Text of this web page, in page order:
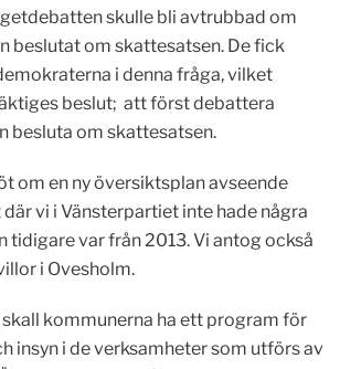
skulle bli avtrubbad om
beslutat om skattesatsen. De fick
i denna fråga, vilket
beslut; att först debattera
besluta om skattesatsen.
om en ny översiktsplan avseende
vi i Vänsterpartiet inte hade några
tidigare var från 2013. Vi antog också
i Ovesholm.
kommunerna ha ett program för
insyn i de verksamheter som utförs av